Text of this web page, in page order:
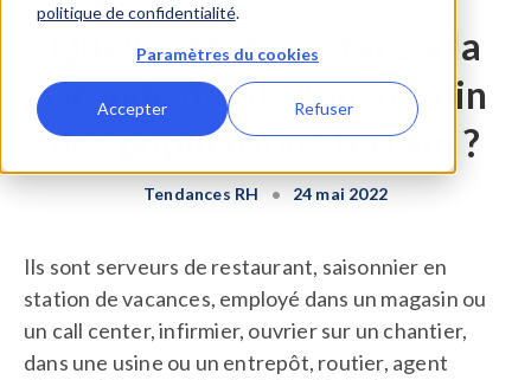
politique de confidentialité.
Paramètres du cookies
Accepter Refuser
Quelle stratégie face à la
Grande démission au sein
des populations terrain ?
Tendances RH • 24 mai 2022
Ils sont serveurs de restaurant, saisonnier en
station de vacances, employé dans un magasin ou
un call center, infirmier, ouvrier sur un chantier,
dans une usine ou un entrepôt, routier, agent